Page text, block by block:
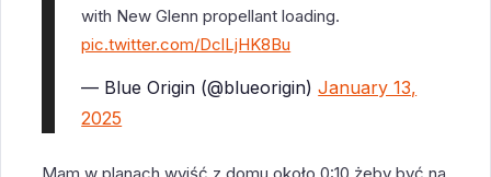
with New Glenn propellant loading.
pic.twitter.com/DclLjHK8Bu
— Blue Origin (@blueorigin)January 13,
2025